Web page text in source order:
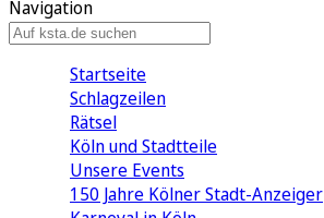
Navigation
Startseite
Schlagzeilen
Rätsel
Köln und Stadtteile
Unsere Events
150 Jahre Kölner Stadt-Anzeiger